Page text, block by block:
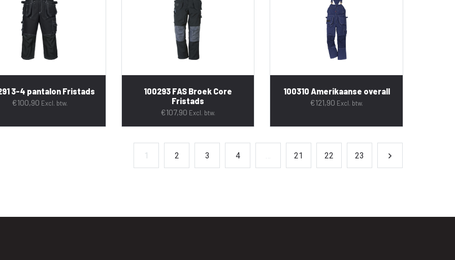
3-4 pantalon Fristads
€100,90 Excl. btw.
100293 FAS Broek Core
Fristads
€107,90 Excl. btw.
100310 Amerikaanse overall
€121,90 Excl. btw.
1 2 3 4 21 22 23